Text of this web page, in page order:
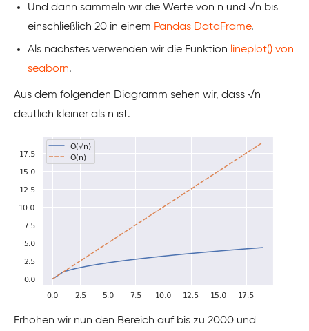
Und dann sammeln wir die Werte von n und √n bis
einschließlich 20 in einem Pandas DataFrame.
Als nächstes verwenden wir die Funktion lineplot() von
seaborn.
Aus dem folgenden Diagramm sehen wir, dass √n
deutlich kleiner als n ist.
Erhöhen wir nun den Bereich auf bis zu 2000 und